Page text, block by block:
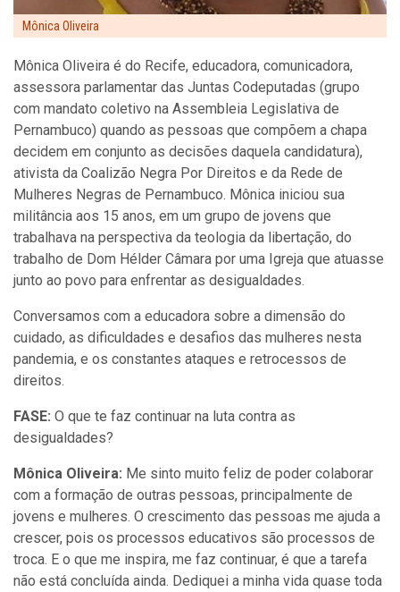
Mônica Oliveira
Mônica Oliveira é do Recife, educadora, comunicadora,
assessora parlamentar das Juntas Codeputadas (grupo
com mandato coletivo na Assembleia Legislativa de
Pernambuco) quando as pessoas que compõem a chapa
decidem em conjunto as decisões daquela candidatura),
ativista da Coalizão Negra Por Direitos e da Rede de
Mulheres Negras de Pernambuco. Mônica iniciou sua
militância aos 15 anos, em um grupo de jovens que
trabalhava na perspectiva da teologia da libertação, do
trabalho de Dom Hélder Câmara por uma Igreja que atuasse
junto ao povo para enfrentar as desigualdades.
Conversamos com a educadora sobre a dimensão do
cuidado, as dificuldades e desafios das mulheres nesta
pandemia, e os constantes ataques e retrocessos de
direitos.
FASE: O que te faz continuar na luta contra as
desigualdades?
Mônica Oliveira: Me sinto muito feliz de poder colaborar
com a formação de outras pessoas, principalmente de
jovens e mulheres. O crescimento das pessoas me ajuda a
crescer, pois os processos educativos são processos de
troca. E o que me inspira, me faz continuar, é que a tarefa
não está concluída ainda. Dediquei a minha vida quase toda